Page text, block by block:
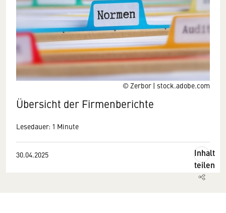
© Zerbor | stock.adobe.com
Übersicht der Firmenberichte
Lesedauer: 1 Minute
30.04.2025
Inhalt
teilen